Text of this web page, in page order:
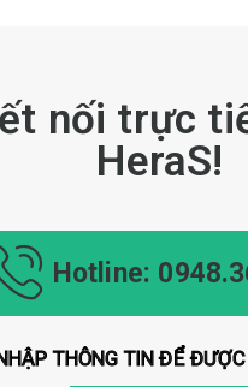
nối trực
HeraS!
Hotline:
THÔNG TIN ĐỂ ĐƯỢC